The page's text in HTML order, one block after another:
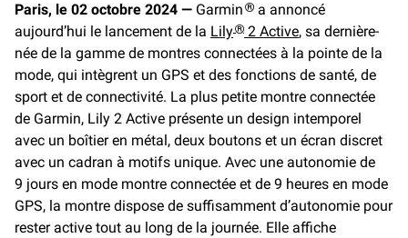
Paris, le 02 octobre 2024 — Garmin ® a annoncé
aujourd’hui le lancement de la Lily® 2 Active, sa dernière-
née de la gamme de montres connectées à la pointe de la
mode, qui intègrent un GPS et des fonctions de santé, de
sport et de connectivité. La plus petite montre connectée
de Garmin, Lily 2 Active présente un design intemporel
avec un boîtier en métal, deux boutons et un écran discret
avec un cadran à motifs unique. Avec une autonomie de
9 jours en mode montre connectée et de 9 heures en mode
GPS, la montre dispose de suffisamment d’autonomie pour
rester active tout au long de la journée. Elle affiche